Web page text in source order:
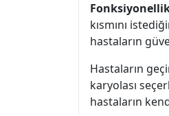
kısmını
hastaların
Hastaların
karyolası
hastaların